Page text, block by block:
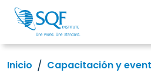
Inicio Capacitación y